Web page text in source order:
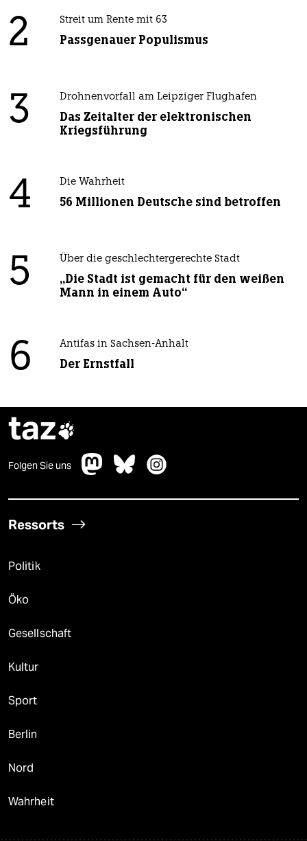
2 Streit um Rente mit 63
Passgenauer Populismus
3 Drohnenvorfall am Leipziger Flughafen
Das Zeitalter der elektronischen
Kriegsführung
4 Die Wahrheit
56 Millionen Deutsche sind betroffen
5 Über die geschlechtergerechte Stadt
„Die Stadt ist gemacht für den weißen
Mann in einem Auto“
6 Antifas in Sachsen-Anhalt
Der Ernstfall
taz
Folgen Sie uns
Ressorts
Politik
Öko
Gesellschaft
Kultur
Sport
Berlin
Nord
Wahrheit